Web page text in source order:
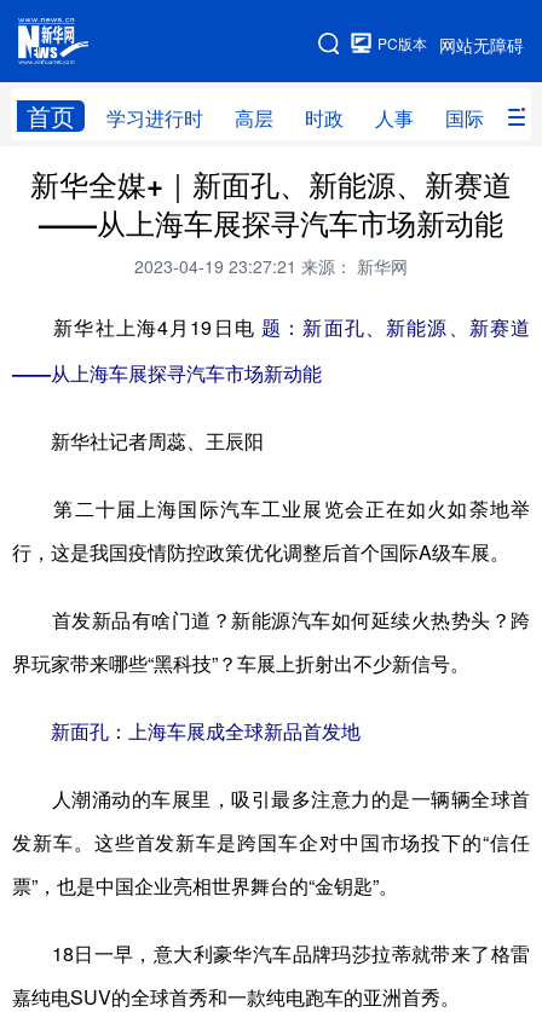
网站无障碍
PC版本
首页 学习进行时 高层 时政 人事 国际 财
网站地图
学习进行时 高层 时政 人事
国际 财经 网评 港澳
全球连线
科技 科创 量子 体育
文化 书画 健康
访谈 视频
数字经济
能源 会展
公益 一带一路 亚太网
文化产业
地方频道
辽宁 吉林 上海
新华全媒+｜新面孔、新能源、新赛道
——从上海车展探寻汽车市场新动能
2023-04-19 23:27:21 来源： 新华网
新华社上海4月19日电题：新面孔、新能源、新赛道
——从上海车展探寻汽车市场新动能
新华社记者周蕊、王辰阳
第二十届上海国际汽车工业展览会正在如火如荼地举
行，这是我国疫情防控政策优化调整后首个国际A级车展。
首发新品有啥门道？新能源汽车如何延续火热势头？跨
界玩家带来哪些“黑科技”？车展上折射出不少新信号。
新面孔：上海车展成全球新品首发地
人潮涌动的车展里，吸引最多注意力的是一辆辆全球首
发新车。这些首发新车是跨国车企对中国市场投下的“信任
票”，也是中国企业亮相世界舞台的“金钥匙”。
18日一早，意大利豪华汽车品牌玛莎拉蒂就带来了格雷
嘉纯电SUV的全球首秀和一款纯电跑车的亚洲首秀。